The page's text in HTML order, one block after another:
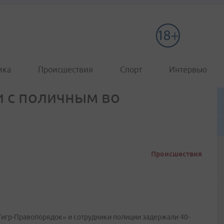
Происшествия Спорт Интервью
с поличным во
Происшествия
Правопорядок» и сотрудники полиции задержали 40-